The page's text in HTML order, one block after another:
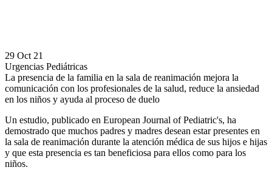
29 Oct 21
Urgencias Pediátricas
La presencia de la familia en la sala de reanimación mejora la
comunicación con los profesionales de la salud, reduce la ansiedad
en los niños y ayuda al proceso de duelo
Un estudio, publicado en European Journal of Pediatric's, ha
demostrado que muchos padres y madres desean estar presentes en
la sala de reanimación durante la atención médica de sus hijos e hijas
y que esta presencia es tan beneficiosa para ellos como para los
niños.